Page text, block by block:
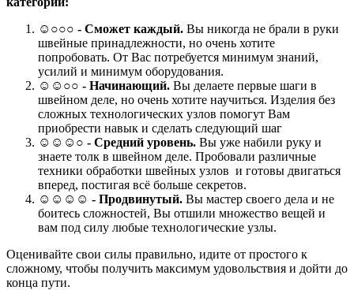
☺ ○○○ - Сможет каждый. Вы никогда не брали в руки
швейные принадлежности, но очень хотите
попробовать. От Вас потребуется минимум знаний,
усилий и минимум оборудования.
☺☺○○ - Начинающий. Вы делаете первые шаги в
швейном деле, но очень хотите научиться. Изделия без
сложных технологических узлов помогут Вам
приобрести навык и сделать следующий шаг
☺☺☺○ - Средний уровень. Вы уже набили руку и
знаете толк в швейном деле. Пробовали различные
техники обработки швейных узлов и готовы двигаться
вперед, постигая всё больше секретов.
☺☺☺☺ - Продвинутый. Вы мастер своего дела и не
боитесь сложностей, Вы отшили множество вещей и
вам под силу любые технологические узлы.
Оценивайте свои силы правильно, идите от простого к
сложному, чтобы получить максимум удовольствия и дойти до
конца пути.